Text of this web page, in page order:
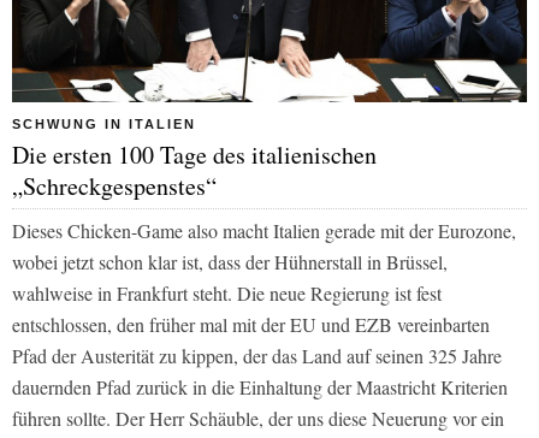
SCHWUNG IN ITALIEN
Die ersten 100 Tage des italienischen
„Schreckgespenstes“
Dieses Chicken-Game also macht Italien gerade mit der Eurozone,
wobei jetzt schon klar ist, dass der Hühnerstall in Brüssel,
wahlweise in Frankfurt steht. Die neue Regierung ist fest
entschlossen, den früher mal mit der EU und EZB vereinbarten
Pfad der Austerität zu kippen, der das Land auf seinen 325 Jahre
dauernden Pfad zurück in die Einhaltung der Maastricht Kriterien
führen sollte. Der Herr Schäuble, der uns diese Neuerung vor ein